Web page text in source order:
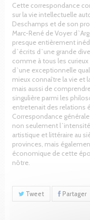
Cette correspondance
sur la vie intellectuelle
Deschamps et de son
Marc-René de Voyer
presque entièrement
d`écrits d`une grande
comme à tous les
d`une exceptionnelle
mieux connaître la vie et
mais aussi de
singulière parmi les
entretenait des relations
Correspondance
non seulement
artistique et littéraire au
provinces, mais
économique de cette
nôtre.
Tweet Partager